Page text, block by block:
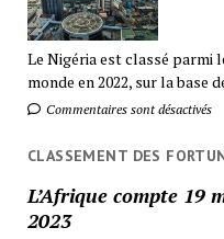
Le Nigéria est classé parmi
monde en 2022, sur la base
Commentaires sont désactivés
CLASSEMENT DES
L’Afrique compte 19
2023